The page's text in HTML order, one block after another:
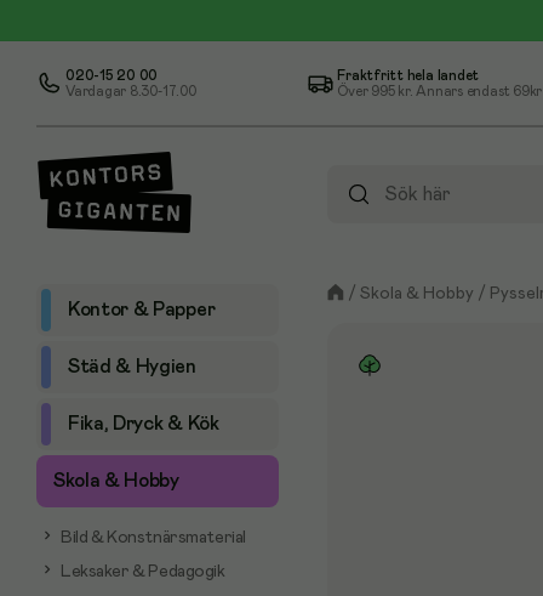
020-15 20 00
Vardagar 8.30-17.00
Fraktfritt hela landet
Över 995 kr. Annars endast 69kr
Kontor & Papper
Städ & Hygien
Fika, Dryck & Kök
Skola & Hobby
Bild & Konstnärsmaterial
Leksaker & Pedagogik
/ Skola & Hobby /